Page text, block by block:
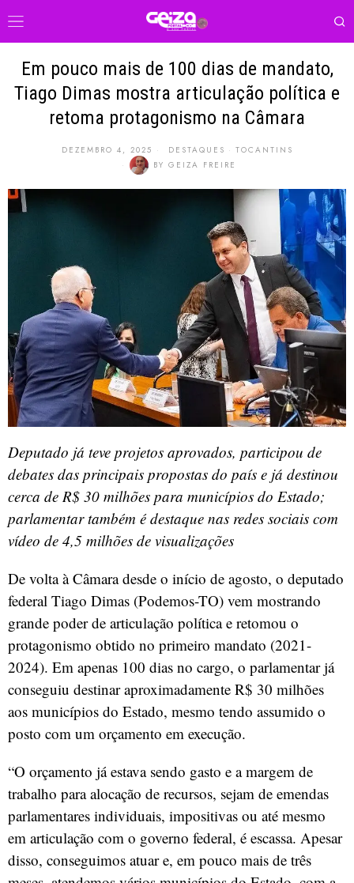
Em pouco mais de 100 dias de mandato,
Tiago Dimas mostra articulação política e
retoma protagonismo na Câmara
DEZEMBRO 4, 2025 DESTAQUES · TOCANTINS
BY GEIZA FREIRE
Deputado já teve projetos aprovados, participou de
debates das principais propostas do país e já destinou
cerca de R$ 30 milhões para municípios do Estado;
parlamentar também é destaque nas redes sociais com
vídeo de 4,5 milhões de visualizações
De volta à Câmara desde o início de agosto, o deputado
federal Tiago Dimas (Podemos-TO) vem mostrando
grande poder de articulação política e retomou o
protagonismo obtido no primeiro mandato (2021-
2024). Em apenas 100 dias no cargo, o parlamentar já
conseguiu destinar aproximadamente R$ 30 milhões
aos municípios do Estado, mesmo tendo assumido o
posto com um orçamento em execução.
“O orçamento já estava sendo gasto e a margem de
trabalho para alocação de recursos, sejam de emendas
parlamentares individuais, impositivas ou até mesmo
em articulação com o governo federal, é escassa. Apesar
disso, conseguimos atuar e, em pouco mais de três